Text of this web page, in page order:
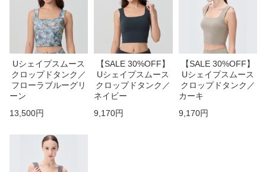
Uシェイプスムース
クロップドタンク／
フローラブルーグリ
ーン
13,500円
【SALE 30%OFF】
Uシェイプスムース
クロップドタンク／
ネイビー
9,170円
【SALE 30%OFF】
Uシェイプスムース
クロップドタンク／
カーキ
9,170円